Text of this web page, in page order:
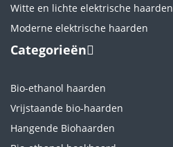
Witte en lichte elektrische haarden
Moderne elektrische haarden
Categorieën
Bio-ethanol haarden
Vrijstaande bio-haarden
Hangende Biohaarden